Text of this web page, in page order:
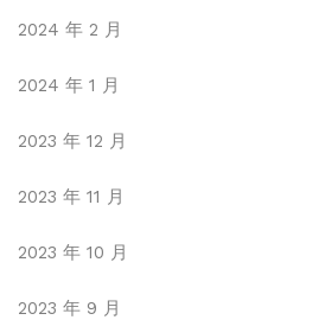
2024 年 2 月
2024 年 1 月
2023 年 12 月
2023 年 11 月
2023 年 10 月
2023 年 9 月